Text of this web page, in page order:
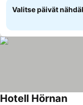
Valitse päivät
Hotell Hörnan